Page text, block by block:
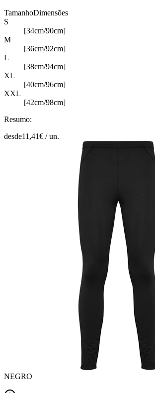
TamanhoDimensões
S
[34cm/90cm]
M
[36cm/92cm]
L
[38cm/94cm]
XL
[40cm/96cm]
XXL
[42cm/98cm]
Resumo:
desde11,41€ /un.
NEGRO